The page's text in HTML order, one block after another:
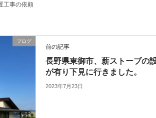
工事の依頼
ブログ
前の記事
長野県東御市、薪ストーブの
が有り下見に行きました。
2023年7月23日